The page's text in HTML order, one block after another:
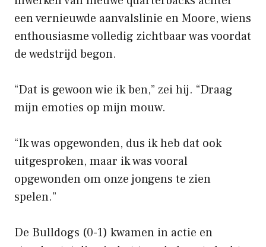
een vernieuwde aanvalslinie en Moore, wiens
enthousiasme volledig zichtbaar was voordat
de wedstrijd begon.
“Dat is gewoon wie ik ben,” zei hij. “Draag
mijn emoties op mijn mouw.
“Ik was opgewonden, dus ik heb dat ook
uitgesproken, maar ik was vooral
opgewonden om onze jongens te zien
spelen.”
De Bulldogs (0-1) kwamen in actie en